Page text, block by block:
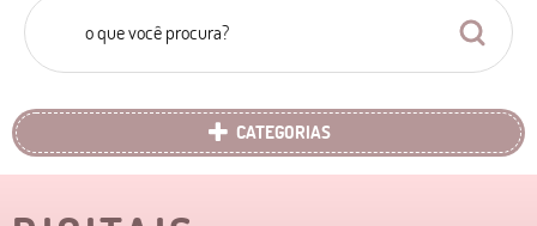
CATEGORIAS